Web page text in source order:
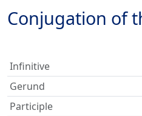
Conjugation of
Infinitive
Gerund
Participle